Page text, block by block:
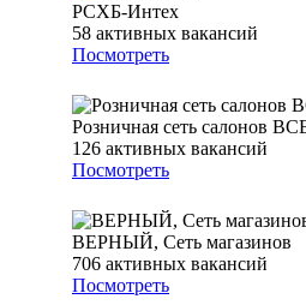
РСХБ-Интех
58 активных вакансий
Посмотреть
Розничная сеть салонов
126 активных вакансий
Посмотреть
ВЕРНЫЙ, Сеть магазинов
706 активных вакансий
Посмотреть